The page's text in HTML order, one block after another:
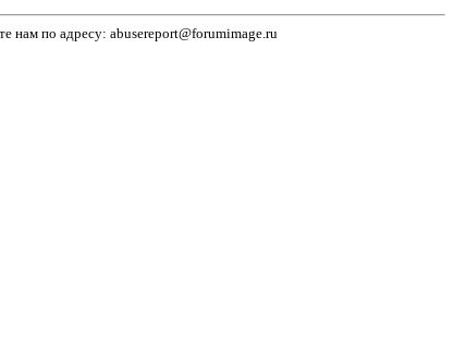
нам по адресу: abusereport@forumimage.ru